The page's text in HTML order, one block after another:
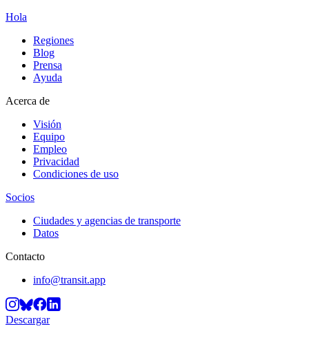
Hola
Regiones
Blog
Prensa
Ayuda
Acerca de
Visión
Equipo
Empleo
Privacidad
Condiciones de uso
Socios
Ciudades y agencias de transporte
Datos
Contacto
info@transit.app
Descargar